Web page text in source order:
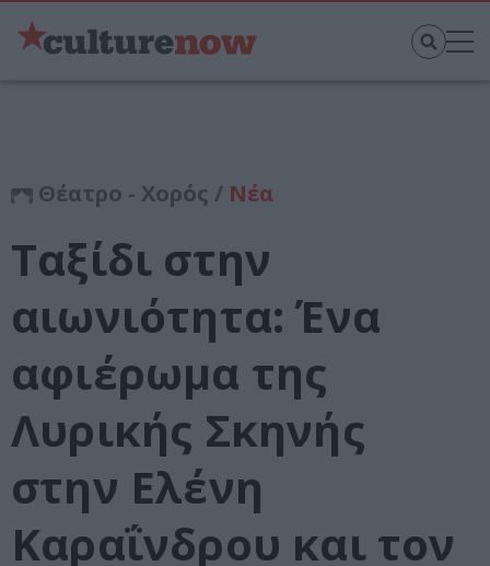
Θέατρο - Χορός / Νέα
Ταξίδι στην
αιωνιότητα: Ένα
αφιέρωμα της
Λυρικής Σκηνής
στην Ελένη
Καραΐνδρου και τον